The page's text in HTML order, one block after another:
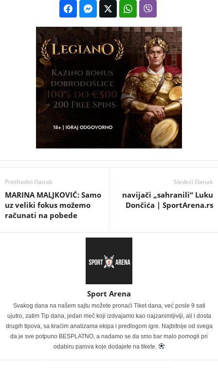
Prethodni članak
MARINA MALJKOVIĆ: Samo
uz veliki fokus možemo
računati na pobede
Sledeći članak
navijači „sahranili“ Luku
Dončića | SportArena.rs
Sport Arena
Svakog dana na našem sajtu možete pronaći Tiket dana, već posle 9 sati
ujutro, zatim Tip dana, jedan meč koji izdvajamo kao najzanimljiviji, ali i dosta
drugih tipova, sa kraćim analizama ekipa i predlogom igre. Najbitnije od svega
da je sve potpuno BESPLATNO, a nadamo se da smo bar malo pomogli pri
odabiru parova koje dodajete na tikete.